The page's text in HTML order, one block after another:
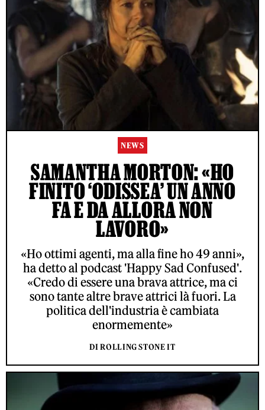
NEWS
SAMANTHA MORTON: «HO
FINITO ‘ODISSEA’ UN ANNO
FA E DA ALLORA NON
LAVORO»
«Ho ottimi agenti, ma alla fine ho 49 anni»,
ha detto al podcast 'Happy Sad Confused'.
«Credo di essere una brava attrice, ma ci
sono tante altre brave attrici là fuori. La
politica dell'industria è cambiata
enormemente»
DI ROLLING STONE IT